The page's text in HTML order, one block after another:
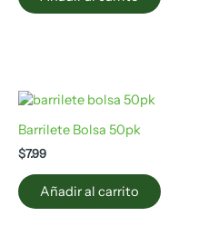
Barrilete Bolsa 50pk
$7.99
Añadir al carrito